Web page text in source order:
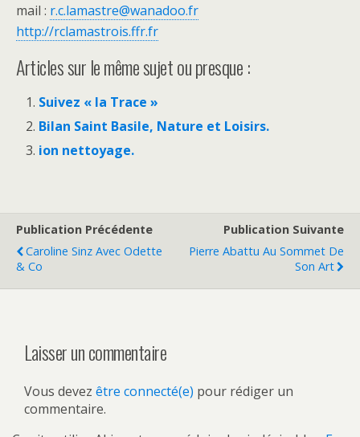
mail : r.c.lamastre@wanadoo.fr
http://rclamastrois.ffr.fr
Articles sur le même sujet ou presque :
Suivez « la Trace »
Bilan Saint Basile, Nature et Loisirs.
ion nettoyage.
Publication Précédente
Caroline Sinz Avec Odette
& Co
Publication Suivante
Pierre Abattu Au Sommet De
Son Art
Laisser un commentaire
Vous devez être connecté(e) pour rédiger un
commentaire.